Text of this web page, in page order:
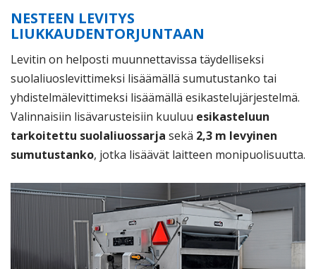
NESTEEN LEVITYS
LIUKKAUDENTORJUNTAAN
Levitin on helposti muunnettavissa täydelliseksi
suolaliuoslevittimeksi lisäämällä sumutustanko tai
yhdistelmälevittimeksi lisäämällä esikastelujärjestelmä.
Valinnaisiin lisävarusteisiin kuuluu esikasteluun
tarkoitettu suolaliuossarja sekä 2,3 m levyinen
sumutustanko, jotka lisäävät laitteen monipuolisuutta.